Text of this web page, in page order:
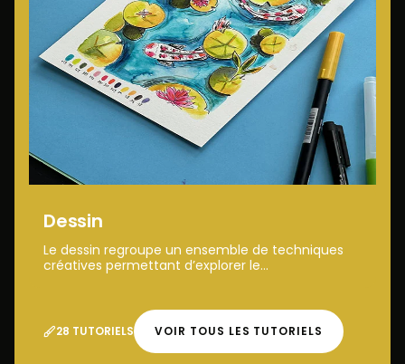
Dessin
Le dessin regroupe un ensemble de techniques
créatives permettant d’explorer le...
28 TUTORIELS VOIR TOUS LES TUTORIELS